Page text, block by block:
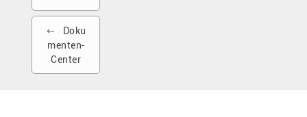
Doku
menten-
Center